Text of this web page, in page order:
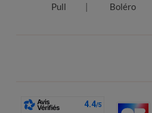
Pull Boléro